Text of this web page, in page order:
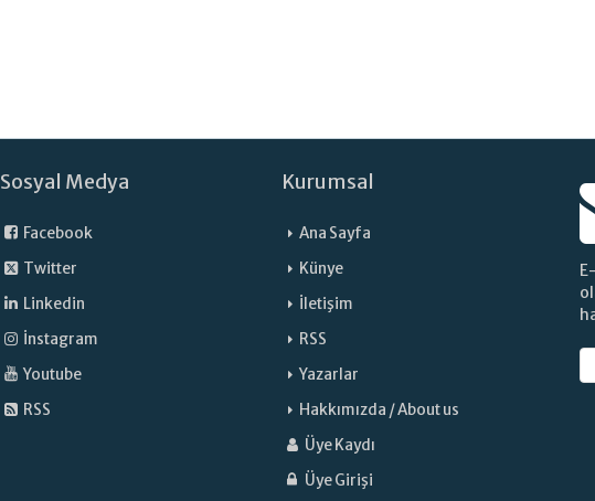
Sosyal Medya
Facebook
Twitter
Linkedin
İnstagram
Youtube
RSS
Kurumsal
Ana Sayfa
Künye
İletişim
RSS
Yazarlar
Hakkımızda / About us
Üye Kaydı
Üye Girişi